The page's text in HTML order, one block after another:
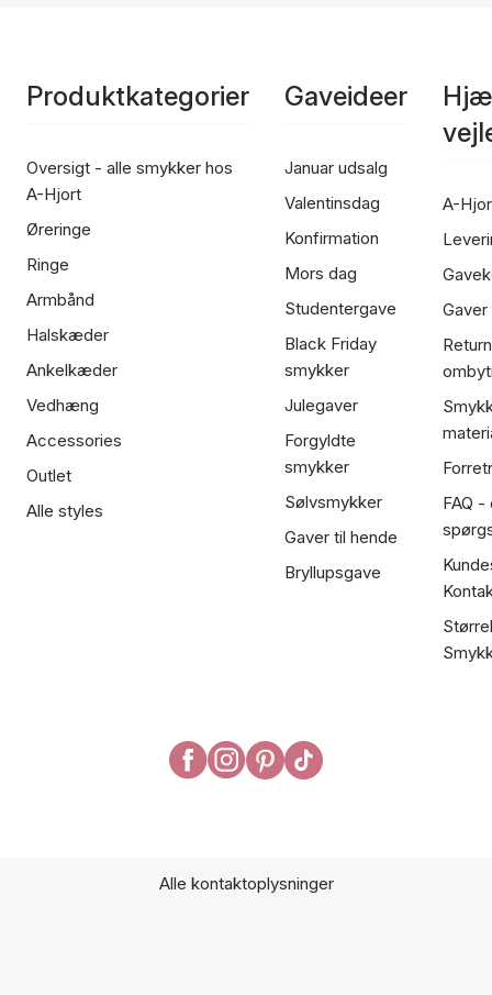
Produktkategorier
Oversigt - alle smykker hos
A-Hjort
Øreringe
Ringe
Armbånd
Halskæder
Ankelkæder
Vedhæng
Accessories
Outlet
Alle styles
Gaveideer
Januar udsalg
Valentinsdag
Konfirmation
Mors dag
Studentergave
Black Friday
smykker
Julegaver
Forgyldte
smykker
Sølvsmykker
Gaver til hende
Bryllupsgave
A-
FAQ
Alle kontaktoplysninger